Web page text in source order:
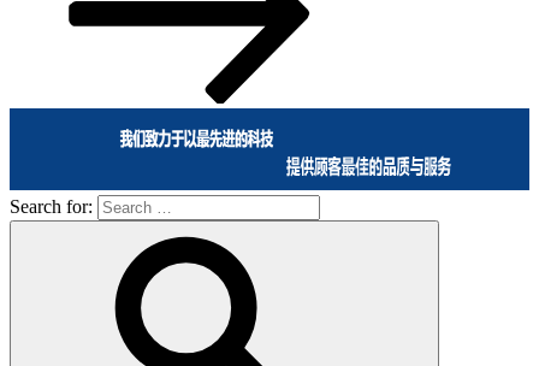
Search for: